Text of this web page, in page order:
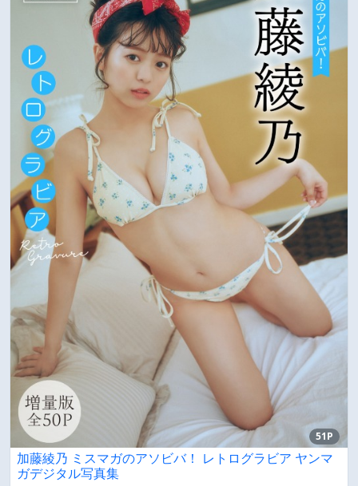
51P
加藤綾乃 ミスマガのアソビバ！ レトログラビア ヤンマ
ガデジタル写真集